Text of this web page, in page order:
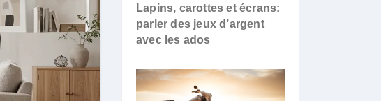
Lapins, carottes et écrans:
parler des jeux d’argent
avec les ados